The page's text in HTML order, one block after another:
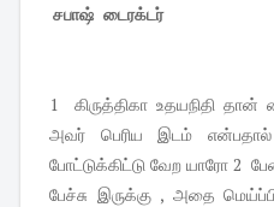
சபாஷ் டைரக்டர்
1 கிருத்திகா உதயநிதி
அவர் பெரிய இடம் என்பதால்
போட்டுக்கிட்டு வேற யாரோ 2
பேச்சு இருக்கு , அதை